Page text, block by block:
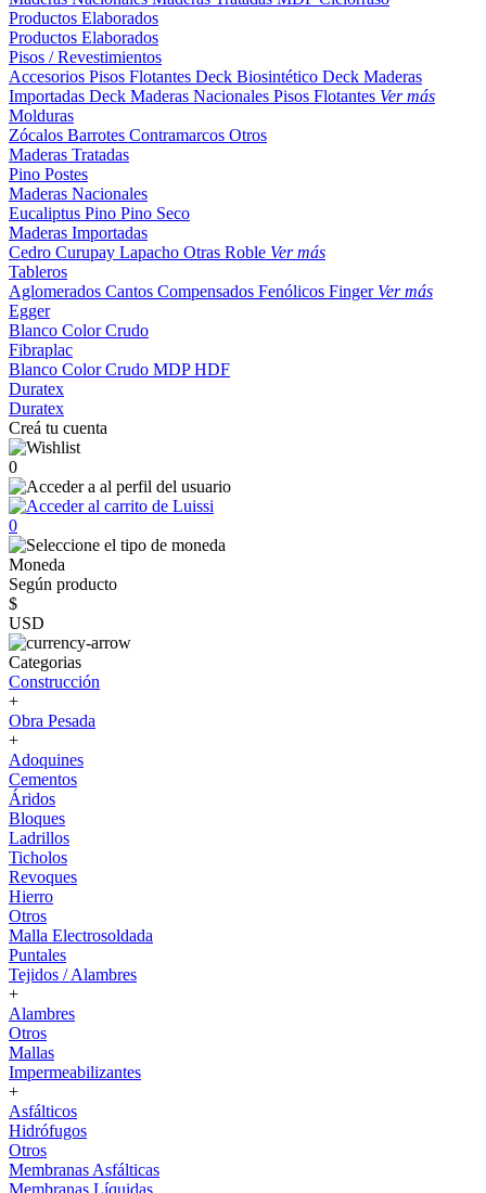
Productos Elaborados
Productos Elaborados
Pisos / Revestimientos
Accesorios Pisos Flotantes Deck Biosintético Deck Maderas
Importadas Deck Maderas Nacionales Pisos Flotantes Ver más
Molduras
Zócalos Barrotes Contramarcos Otros
Maderas Tratadas
Pino Postes
Maderas Nacionales
Eucaliptus Pino Pino Seco
Maderas Importadas
Cedro Curupay Lapacho Otras Roble Ver más
Tableros
Aglomerados Cantos Compensados Fenólicos Finger Ver más
Egger
Blanco ColorCrudo
Fibraplac
Blanco ColorCrudo MDPHDF
Duratex
Duratex
Creá tu cuenta
0
0
Moneda
Según producto
$
USD
Categorias
Construcción
+
Obra Pesada
+
Adoquines
Cementos
Áridos
Bloques
Ladrillos
Ticholos
Revoques
Hierro
Otros
Malla Electrosoldada
Puntales
Tejidos / Alambres
+
Alambres
Otros
Mallas
Impermeabilizantes
+
Asfálticos
Hidrófugos
Otros
Membranas Asfálticas
Membranas Líquidas